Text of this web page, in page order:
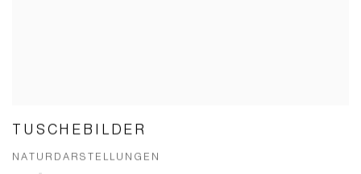
TUSCHEBILDER
NATURDARSTELLUNGEN